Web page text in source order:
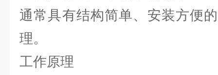
通常具有结构简单、安装方便
理。
工作原理